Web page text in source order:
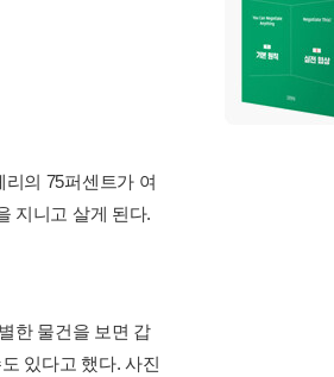
의 75퍼센트가 여
지니고 살게 된다.
한 물건을 보면 갑
있다고 했다. 사진